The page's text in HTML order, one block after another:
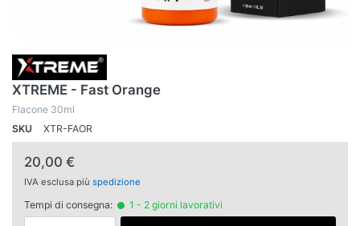
XTREME - Fast Orange
Flacone 30ml
SKU
XTR-FAOR
20,00 €
IVA esclusa più spedizione
Tempi di consegna: 1 - 2 giorni lavorativi